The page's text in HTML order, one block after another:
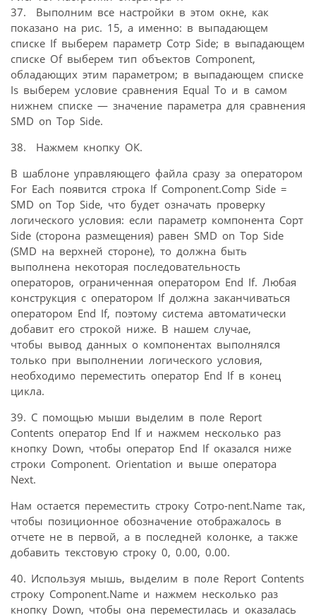
37. Выполним все настройки в этом окне, как
показано на рис. 15, а именно: в выпадающем
списке If выберем параметр Сотр Side; в выпадающем
списке Of выберем тип объектов Component,
обладающих этим параметром; в выпадающем списке
Is выберем условие сравнения Equal To и в самом
нижнем списке — значение параметра для сравнения
SMD on Top Side.
38. Нажмем кнопку ОК.
В шаблоне управляющего файла сразу за оператором
For Each появится строка If Component.Comp Side =
SMD on Top Side, что будет означать проверку
логического условия: если параметр компонента Сорт
Side (сторона размещения) равен SMD on Top Side
(SMD на верхней стороне), то должна быть
выполнена некоторая последовательность
операторов, ограниченная оператором End If. Любая
конструкция с оператором If должна заканчиваться
оператором End If, поэтому система автоматически
добавит его строкой ниже. В нашем случае,
чтобы вывод данных о компонентах выполнялся
только при выполнении логического условия,
необходимо переместить оператор End If в конец
цикла.
39. С помощью мыши выделим в поле Report
Contents оператор End If и нажмем несколько раз
кнопку Down, чтобы оператор End If оказался ниже
строки Component. Orientation и выше оператора
Next.
Нам остается переместить строку Сотро-nent.Name так,
чтобы позиционное обозначение отображалось в
отчете не в первой, а в последней колонке, а также
добавить текстовую строку 0, 0.00, 0.00.
40. Используя мышь, выделим в поле Report Contents
строку Component.Name и нажмем несколько раз
кнопку Down, чтобы она переместилась и оказалась